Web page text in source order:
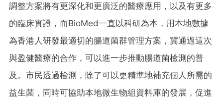
調整方案將有更深化和更廣泛的醫療應用，以及有更多
的臨床實證，而BioMed一直以科研為本，用本地數據
為香港人研發最適切的腸道菌群管理方案，冀通過這次
與盈健醫療的合作，可以進一步推動腸道菌檢測的普
及。市民透過檢測，除了可以更精準地補充個人所需的
益生菌，同時可協助本地微生物組資料庫的發展，促進